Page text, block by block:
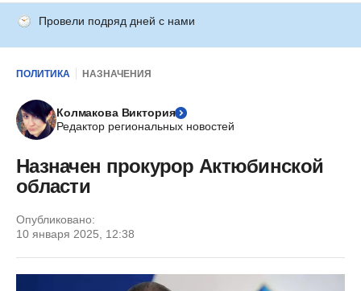
Провели подряд дней с нами
ПОЛИТИКА НАЗНАЧЕНИЯ
Колмакова Виктория
Редактор региональных новостей
Назначен прокурор Актюбинской
области
Опубликовано:
10 января 2025, 12:38